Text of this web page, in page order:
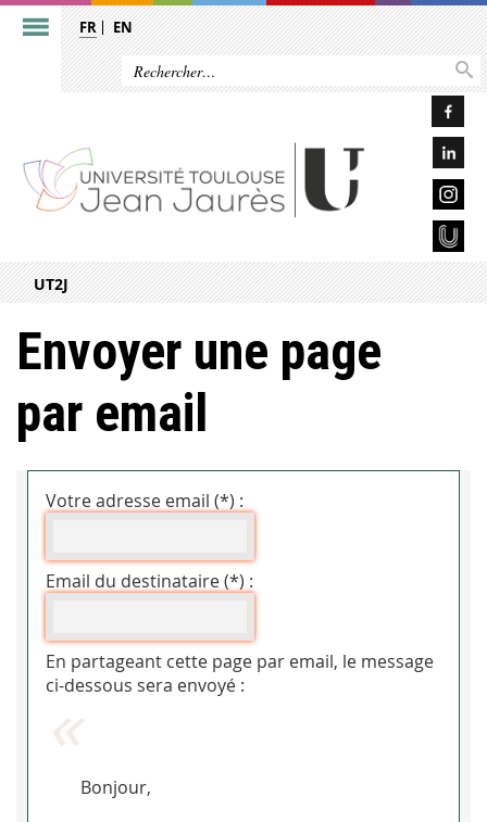
FR EN
UT2J
Envoyer une page
par email
Votre adresse email (*) :
Email du destinataire (*) :
En partageant cette page par email, le message
ci-dessous sera envoyé :
Bonjour,